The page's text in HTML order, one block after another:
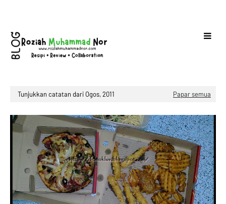
Tunjukkan catatan dari Ogos, 2011 Papar semua